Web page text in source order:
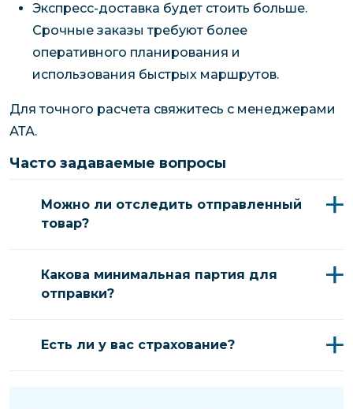
Экспресс-доставка будет стоить больше.
Срочные заказы требуют более
оперативного планирования и
использования быстрых маршрутов.
Для точного расчета свяжитесь с менеджерами
АТА.
Часто задаваемые вопросы
Можно ли отследить отправленный
товар?
Какова минимальная партия для
отправки?
Есть ли у вас страхование?